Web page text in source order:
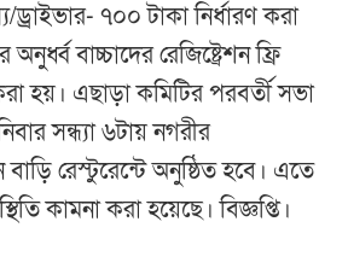
ড্রাইভার- ৭০০ টাকা নির্ধারণ করা
বাচ্চাদের রেজিষ্ট্রেশন ফ্রি
হয়। এছাড়া কমিটির পরবর্তী সভা
সন্ধ্যা ৬টায় নগরীর
রেস্টুরেন্টে অনুষ্ঠিত হবে। এতে
কামনা করা হয়েছে। বিজ্ঞপ্তি।